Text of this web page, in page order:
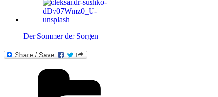
Der Sommer der Sorgen